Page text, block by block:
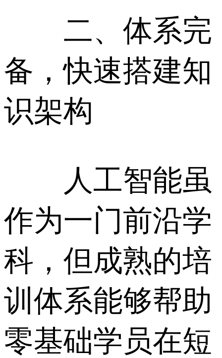
二、体系完
备，快速搭建知
识架构
人工智能虽
作为一门前沿学
科，但成熟的培
训体系能够帮助
零基础学员在短